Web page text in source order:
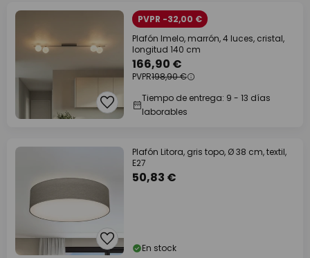
PVPR -32,00 €
Plafón Imelo, marrón, 4 luces, cristal,
longitud 140 cm
166,90 €
PVPR198,90 €
Tiempo de entrega: 9 - 13 días
laborables
Plafón Litora, gris topo, Ø 38 cm, textil,
E27
50,83 €
En stock